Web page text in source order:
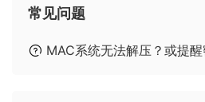
常见问题
MAC系统无法解压？或提